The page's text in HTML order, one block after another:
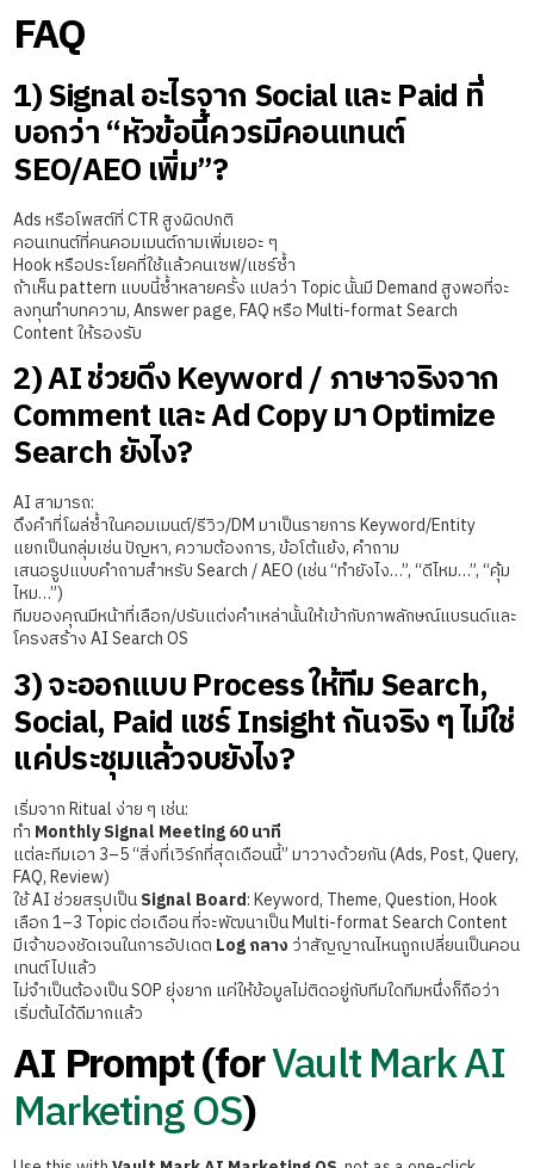
FAQ
1) Signal อะไรจาก Social และ Paid ที่
บอกว่า “หัวข้อนี้ควรมีคอนเทนต์
SEO/AEO เพิ่ม”?
Ads หรือโพสต์ที่ CTR สูงผิดปกติ
คอนเทนต์ที่คนคอมเมนต์ถามเพิ่มเยอะ ๆ
Hook หรือประโยคที่ใช้แล้วคนเซฟ/แชร์ซ้ำ
ถ้าเห็น pattern แบบนี้ซ้ำหลายครั้ง แปลว่า Topic นั้นมี Demand สูงพอที่จะ
ลงทุนทำบทความ, Answer page, FAQ หรือ Multi-format Search
Content ให้รองรับ
2) AI ช่วยดึง Keyword / ภาษาจริงจาก
Comment และ Ad Copy มา Optimize
Search ยังไง?
AI สามารถ:
ดึงคำที่โผล่ซ้ำในคอมเมนต์/รีวิว/DM มาเป็นรายการ Keyword/Entity
แยกเป็นกลุ่มเช่น ปัญหา, ความต้องการ, ข้อโต้แย้ง, คำถาม
เสนอรูปแบบคำถามสำหรับ Search / AEO (เช่น “ทำยังไง…”, “ดีไหม…”, “คุ้ม
ไหม…”)
ทีมของคุณมีหน้าที่เลือก/ปรับแต่งคำเหล่านั้นให้เข้ากับภาพลักษณ์แบรนด์และ
โครงสร้าง AI Search OS
3) จะออกแบบ Process ให้ทีม Search,
Social, Paid แชร์ Insight กันจริง ๆ ไม่ใช่
แค่ประชุมแล้วจบยังไง?
เริ่มจาก Ritual ง่าย ๆ เช่น:
ทำ Monthly Signal Meeting 60 นาที
แต่ละทีมเอา 3–5 “สิ่งที่เวิร์กที่สุดเดือนนี้” มาวางด้วยกัน (Ads, Post, Query,
FAQ, Review)
ใช้ AI ช่วยสรุปเป็นSignal Board: Keyword, Theme, Question, Hook
เลือก 1–3 Topic ต่อเดือน ที่จะพัฒนาเป็น Multi-format Search Content
มีเจ้าของชัดเจนในการอัปเดต Log กลาง ว่าสัญญาณไหนถูกเปลี่ยนเป็นคอน
เทนต์ไปแล้ว
ไม่จำเป็นต้องเป็น SOP ยุ่งยาก แค่ให้ข้อมูลไม่ติดอยู่กับทีมใดทีมหนึ่งก็ถือว่า
เริ่มต้นได้ดีมากแล้ว
AI Prompt (forVault Mark AI
Marketing OS)